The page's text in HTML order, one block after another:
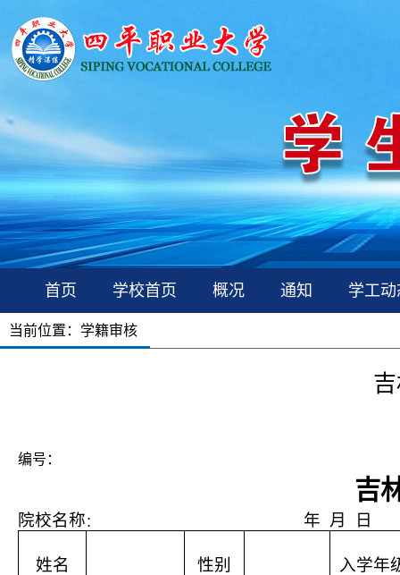
首页 学校首页 概况 通知 学工动
当前位置： 学籍审核
编号：
吉
院校名称 ： 年 月 日
姓名 性别 入学年